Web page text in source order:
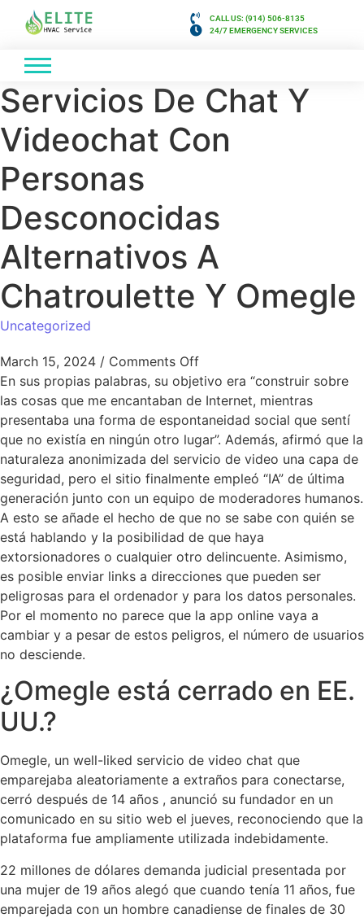
CALL US: (914) 506-8135
24/7 EMERGENCY SERVICES
Servicios De Chat Y
Videochat Con
Personas
Desconocidas
Alternativos A
Chatroulette Y Omegle
Uncategorized
March 15, 2024 / Comments Off
En sus propias palabras, su objetivo era “construir sobre
las cosas que me encantaban de Internet, mientras
presentaba una forma de espontaneidad social que sentí
que no existía en ningún otro lugar”. Además, afirmó que la
naturaleza anonimizada del servicio de video una capa de
seguridad, pero el sitio finalmente empleó “IA” de última
generación junto con un equipo de moderadores humanos.
A esto se añade el hecho de que no se sabe con quién se
está hablando y la posibilidad de que haya
extorsionadores o cualquier otro delincuente. Asimismo,
es posible enviar links a direcciones que pueden ser
peligrosas para el ordenador y para los datos personales.
Por el momento no parece que la app online vaya a
cambiar y a pesar de estos peligros, el número de usuarios
no desciende.
¿Omegle está cerrado en EE.
UU.?
Omegle, un well-liked servicio de video chat que
emparejaba aleatoriamente a extraños para conectarse,
cerró después de 14 años , anunció su fundador en un
comunicado en su sitio web el jueves, reconociendo que la
plataforma fue ampliamente utilizada indebidamente.
22 millones de dólares demanda judicial presentada por
una mujer de 19 años alegó que cuando tenía 11 años, fue
emparejada con un hombre canadiense de finales de 30